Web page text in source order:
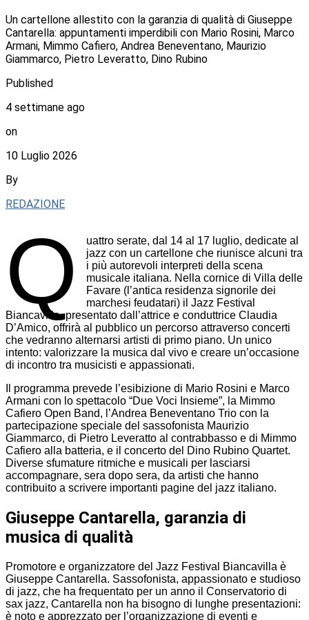
Un cartellone allestito con la garanzia di qualità di Giuseppe
Cantarella: appuntamenti imperdibili con Mario Rosini, Marco
Armani, Mimmo Cafiero, Andrea Beneventano, Maurizio
Giammarco, Pietro Leveratto, Dino Rubino
Published
4 settimane ago
on
10 Luglio 2026
By
REDAZIONE
Q
uattro serate, dal 14 al 17 luglio, dedicate al
jazz con un cartellone che riunisce alcuni tra
i più autorevoli interpreti della scena
musicale italiana. Nella cornice di Villa delle
Favare (l’antica residenza signorile dei
marchesi feudatari) il Jazz Festival
Biancavilla, presentato dall’attrice e conduttrice Claudia
D’Amico, offrirà al pubblico un percorso attraverso concerti
che vedranno alternarsi artisti di primo piano. Un unico
intento: valorizzare la musica dal vivo e creare un’occasione
di incontro tra musicisti e appassionati.
Il programma prevede l’esibizione di Mario Rosini e Marco
Armani con lo spettacolo “Due Voci Insieme”, la Mimmo
Cafiero Open Band, l’Andrea Beneventano Trio con la
partecipazione speciale del sassofonista Maurizio
Giammarco, di Pietro Leveratto al contrabbasso e di Mimmo
Cafiero alla batteria, e il concerto del Dino Rubino Quartet.
Diverse sfumature ritmiche e musicali per lasciarsi
accompagnare, sera dopo sera, da artisti che hanno
contribuito a scrivere importanti pagine del jazz italiano.
Giuseppe Cantarella, garanzia di
musica di qualità
Promotore e organizzatore del Jazz Festival Biancavilla è
Giuseppe Cantarella. Sassofonista, appassionato e studioso
di jazz, che ha frequentato per un anno il Conservatorio di
sax jazz, Cantarella non ha bisogno di lunghe presentazioni:
è noto e apprezzato per l’organizzazione di eventi e